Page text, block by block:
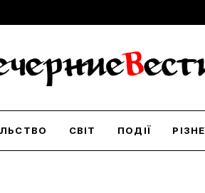
СВІТ ПОДІЇ РІЗНЕ